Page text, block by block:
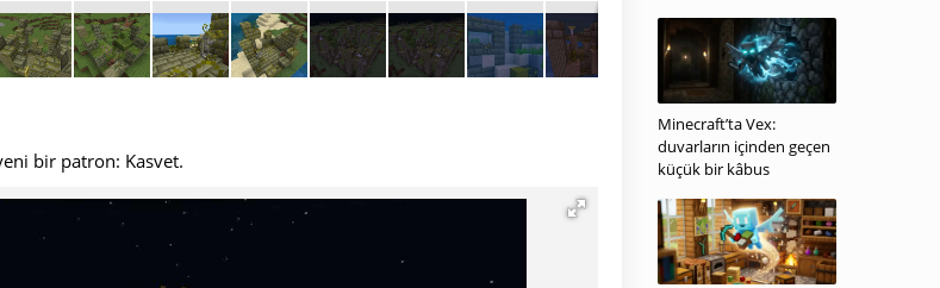
bir patron: Kasvet.
Minecraft’ta Vex:
duvarların içinden geçen
küçük bir kâbus